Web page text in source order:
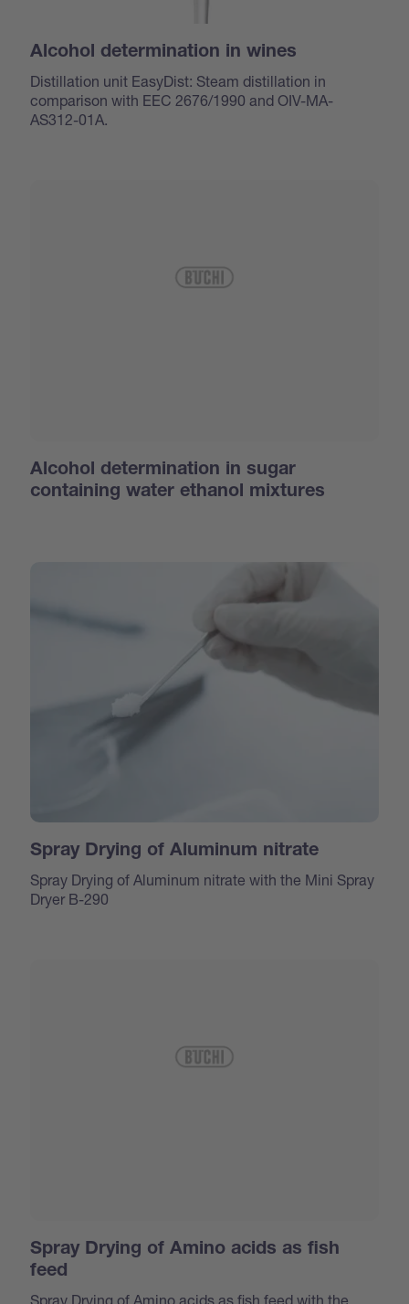
Alcohol determination in wines
Distillation unit EasyDist: Steam distillation in
comparison with EEC 2676/1990 and OIV-MA-
AS312-01A.
Alcohol determination in sugar
containing water ethanol mixtures
Spray Drying of Aluminum nitrate
Spray Drying of Aluminum nitrate with the Mini Spray
Dryer B-290
Spray Drying of Amino acids as fish
feed
Spray Drying of Amino acids as fish feed with the